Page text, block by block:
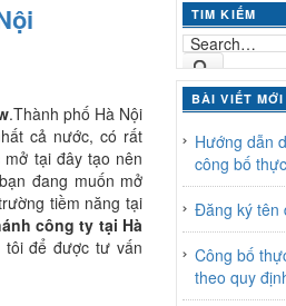
.Thành phố Hà Nội
cả nước, có rất
tại đây tạo nên
đang muốn mở
tiềm năng tại
công ty tại Hà
để được tư vấn
TIM KIẾM
BÀI VIẾT MỚI
Hướng dẫn
công bố
Đăng ký tên
Công bố
theo quy